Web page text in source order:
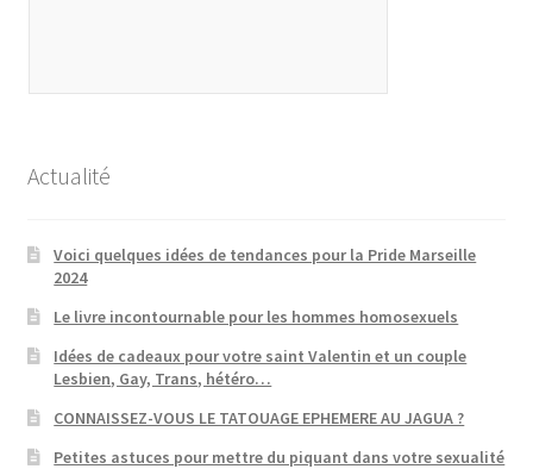
Actualité
Voici quelques idées de tendances pour la Pride Marseille
2024
Le livre incontournable pour les hommes homosexuels
Idées de cadeaux pour votre saint Valentin et un couple
Lesbien, Gay, Trans, hétéro…
CONNAISSEZ-VOUS LE TATOUAGE EPHEMERE AU JAGUA ?
Petites astuces pour mettre du piquant dans votre sexualité